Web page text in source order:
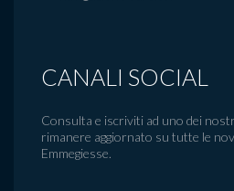
CANALI SOCIAL
Consulta e iscriviti ad uno dei
rimanere aggiornato su tutte le
Emmegiesse.